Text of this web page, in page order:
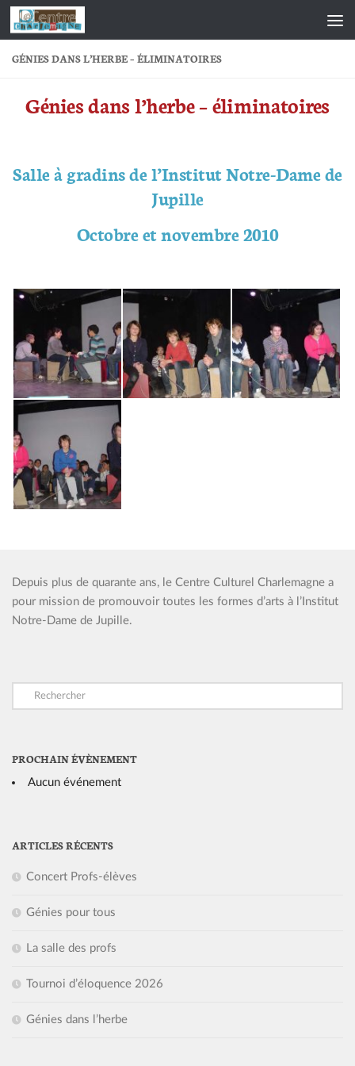
Skip to content
GÉNIES DANS L’HERBE – ÉLIMINATOIRES
Génies dans l’herbe – éliminatoires
Salle à gradins de l’Institut Notre-Dame de
Jupille
Octobre et novembre 2010
Depuis plus de quarante ans, le Centre Culturel Charlemagne a
pour mission de promouvoir toutes les formes d’arts à l’Institut
Notre-Dame de Jupille.
PROCHAIN ÉVÈNEMENT
Aucun événement
ARTICLES RÉCENTS
Concert Profs-élèves
Génies pour tous
La salle des profs
Tournoi d’éloquence 2026
Génies dans l’herbe